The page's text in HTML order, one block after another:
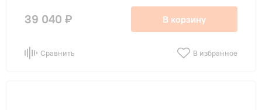
39 040 ₽ В корзину
Сравнить В избранное